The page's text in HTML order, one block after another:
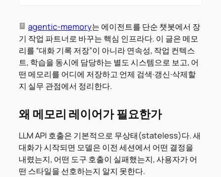
agentic-memory는 에이전트를 단순 챗봇에서 장
기 작업 파트너로 바꾸는 핵심 인프라다. 이 글은 메모
리를 “대화 기록 저장”이 아니라 연속성, 작업 컨텍스
트, 학습을 동시에 담당하는 별도 시스템으로 보고, 어
떤 메모리를 어디에 저장하고 언제 검색·갱신·삭제할
지 실무 관점에서 정리한다.
왜 메모리 레이어가 필요한가
LLM API 호출은 기본적으로 무상태(stateless)다. 새
대화가 시작되면 모델은 이전 세션에서 어떤 결정을
내렸는지, 어떤 도구 호출이 실패했는지, 사용자가 어
떤 스타일을 선호하는지 알지 못한다.